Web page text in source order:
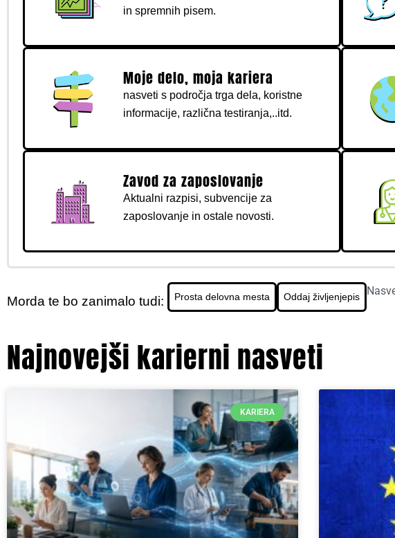
in spremnih pisem.
Moje delo, moja kariera
nasveti s področja trga dela, koristne
informacije, različna testiranja,..itd.
Zavod za zaposlovanje
Aktualni razpisi, subvencije za
zaposlovanje in ostale novosti.
Morda te bo zanimalo tudi: Prosta delovna mesta Oddaj življenjepis
Najnovejši karierni nasveti
KARIERA